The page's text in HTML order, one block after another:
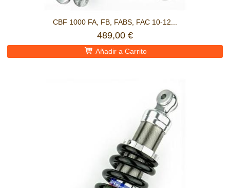
CBF 1000 FA, FB, FABS, FAC 10-12...
489,00 €
Añadir a Carrito